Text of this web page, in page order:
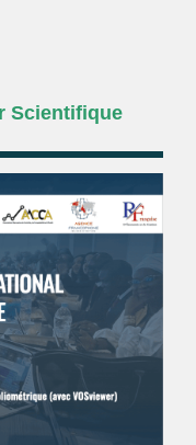
Scientifique